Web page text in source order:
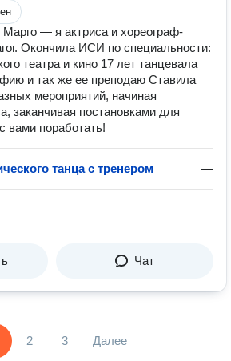
— я актриса и хореограф-
Окончила ИСИ по специальности:
театра и кино 17 лет танцевала
и так же ее преподаю Ставила
мероприятий, начиная
заканчивая постановками для
вами поработать!
танца с тренером —
Чат
2 3 Далее